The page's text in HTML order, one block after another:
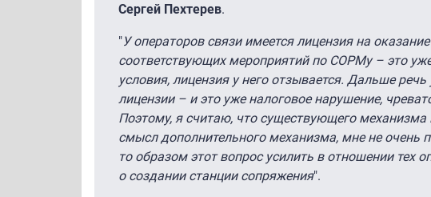
Сергей Пехтерев.
"У операторов связи имеется лицензия на
соответствующих мероприятий по СОРМу – это
условия, лицензия у него отзывается. Дальше
лицензии – и это уже налоговое нарушение,
Поэтому, я считаю, что существующего
смысл дополнительного механизма, мне не очень
то образом этот вопрос усилить в отношении тех
о создании станции сопряжения".